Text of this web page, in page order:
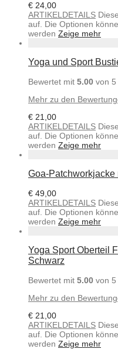
€ 24,00
ARTIKELDETAILS
auf. Die Optionen
werden Zeige mehr
Yoga und Sport
Bewertet mit 5.00 von 5
Mehr zu den
€ 21,00
ARTIKELDETAILS
auf. Die Optionen
werden Zeige mehr
Goa-Patchworkjacke
€ 49,00
ARTIKELDETAILS
auf. Die Optionen
werden Zeige mehr
Yoga Sport Oberteil
Schwarz
Bewertet mit 5.00 von 5
Mehr zu den
€ 21,00
ARTIKELDETAILS
auf. Die Optionen
werden Zeige mehr